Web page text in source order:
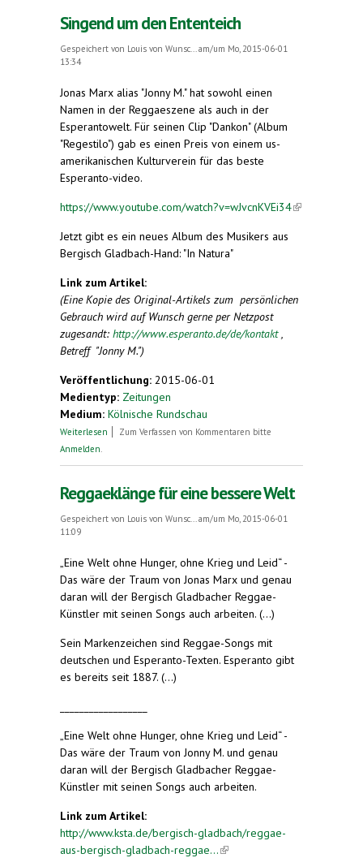
Singend um den Ententeich
Gespeichert von Louis von Wunsc...
am/um Mo, 2015-06-01
13:34
Jonas Marx alias "Jonny M." hat sowohl einen
Namen in der Reggaeszene als auch in der
Esperantowelt. Für seinen Clip "Dankon" (Album
"Regestilo") gab es einen Preis von einem us-
amerikanischen Kulturverein für das beste
Esperanto-video.
https://www.youtube.com/watch?v=wJvcnKVEi34(link is
Jetzt gibt es ein neues Album des Musikers aus
Bergisch Gladbach-Hand: "In Natura"
Link zum Artikel:
(Eine Kopie des Original-Artikels zum persönlichen
Gebrauch wird auf Wunsch gerne per Netzpost
zugesandt: http://www.esperanto.de/de/kontakt,
Betreff "Jonny M.")
Veröffentlichung: 2015-06-01
Medientyp: Zeitungen
Medium: Kölnische Rundschau
Weiterlesen über Singend um den Ententeich
Zum Verfassen von Kommentaren bitte
Anmelden
Reggaeklänge für eine bessere Welt
Gespeichert von Louis von Wunsc...
am/um Mo, 2015-06-01
11:09
„Eine Welt ohne Hunger, ohne Krieg und Leid“ -
Das wäre der Traum von Jonas Marx und genau
daran will der Bergisch Gladbacher Reggae-
Künstler mit seinen Songs auch arbeiten. (...)
Sein Markenzeichen sind Reggae-Songs mit
deutschen und Esperanto-Texten. Esperanto gibt
es bereits seit 1887. (...)
„Eine Welt ohne Hunger, ohne Krieg und Leid“ -
Das wäre der Traum von Jonny M. und genau
daran will der Bergisch Gladbacher Reggae-
Künstler mit seinen Songs auch arbeiten.
Link zum Artikel:
http://www.ksta.de/bergisch-gladbach/reggae-
aus-bergisch-gladbach-reggae...(link is external)